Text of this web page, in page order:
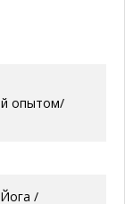
опытом/
/